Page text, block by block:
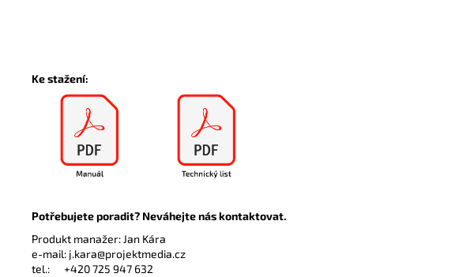
Ke stažení:
Potřebujete poradit? Neváhejte nás kontaktovat.
Produkt manažer: Jan Kára
e-mail: j.kara@projektmedia.cz
tel.: +420 725 947 632